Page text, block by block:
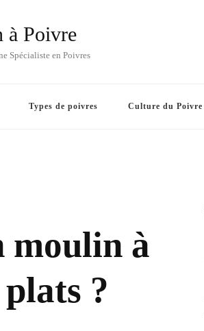
à Poivre
Spécialiste en Poivres
Types de poivres Culture du Poivre
moulin à
?